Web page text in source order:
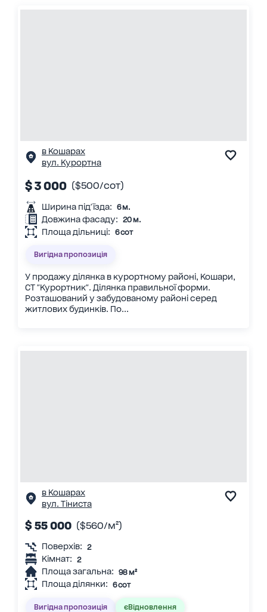
в Кошарах
вул. Курортна
$ 3 000 ($500/сот)
Ширина під'їзда: 6 м.
Довжина фасаду: 20 м.
Площа дільниці: 6 сот
Вигідна пропозиція
У продажу ділянка в курортному районі, Кошари,
СТ "Курортник". Ділянка правильної форми.
Розташований у забудованому районі серед
житлових будинків. По...
в Кошарах
вул. Тіниста
$ 55 000 ($560/м²)
Поверхів: 2
Кімнат: 2
Площа загальна: 98 м²
Площа ділянки: 6 сот
Вигідна пропозиція єВідновлення